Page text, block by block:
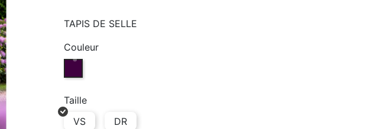
TAPIS DE SELLE
Couleur
NIGHTSHADE (P092)
Taille
VS
DR